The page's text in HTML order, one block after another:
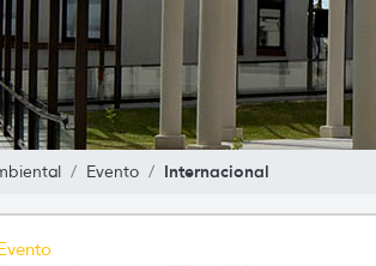
Evento Internacional